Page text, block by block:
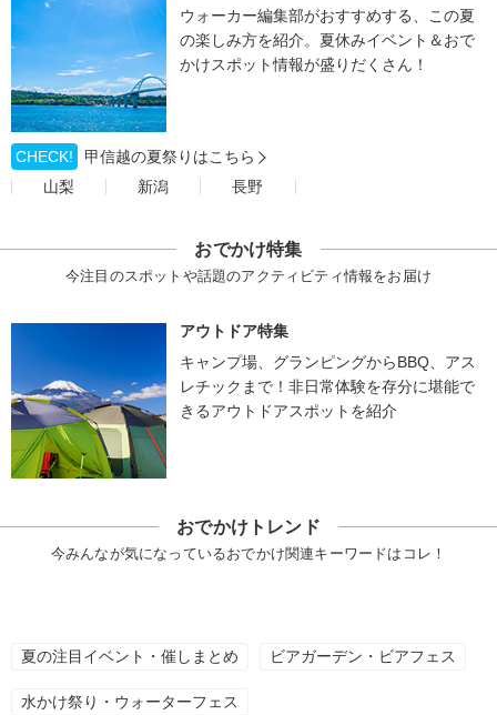
ウォーカー編集部がおすすめする、この夏
の楽しみ方を紹介。夏休みイベント＆おで
かけスポット情報が盛りだくさん！
CHECK!
甲信越の夏祭りはこちら
山梨
新潟 長野
おでかけ特集
今注目のスポットや話題のアクティビティ情報をお届け
アウトドア特集
キャンプ場、グランピングからBBQ、アス
レチックまで！非日常体験を存分に堪能で
きるアウトドアスポットを紹介
おでかけトレンド
今みんなが気になっているおでかけ関連キーワードはコレ！
夏の注目イベント・催しまとめ ビアガーデン・ビアフェス
水かけ祭り・ウォーターフェス